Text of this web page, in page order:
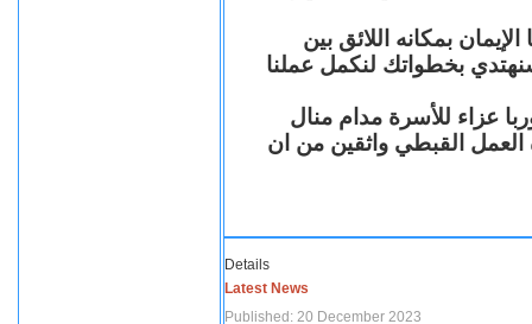
بمكانه اللائق بين
بخطواتك لنكمل عملنا
عزاء للأسرة مدام منال
العمل القبطي واثقين من ان
Details
Latest News
Published: 20 December 2023